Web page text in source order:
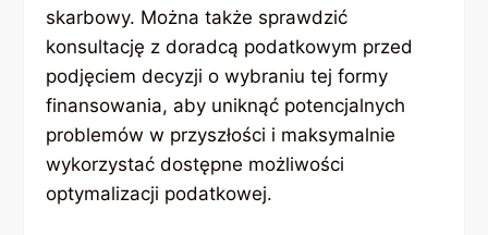
skarbowy. Można także sprawdzić
konsultację z doradcą podatkowym przed
podjęciem decyzji o wybraniu tej formy
finansowania, aby uniknąć potencjalnych
problemów w przyszłości i maksymalnie
wykorzystać dostępne możliwości
optymalizacji podatkowej.